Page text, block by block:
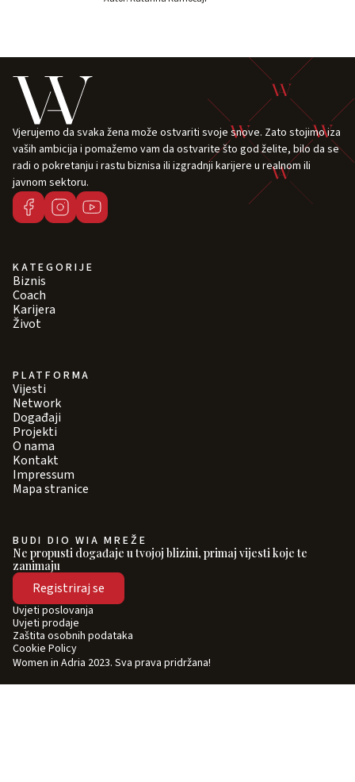
Vjerujemo da svaka žena može ostvariti svoje snove. Zato stojimo iza
vaših ambicija i pomažemo vam da ostvarite što god želite, bilo da se
radi o pokretanju i rastu biznisa ili izgradnji karijere u realnom ili
javnom sektoru.
KATEGORIJE
Biznis
Coach
Karijera
Život
PLATFORMA
Vijesti
Network
Događaji
Projekti
O nama
Kontakt
Impressum
Mapa stranice
BUDI DIO WIA MREŽE
Ne propusti događaje u tvojoj blizini, primaj vijesti koje te
zanimaju
Registriraj se
Women in Adria 2023. Sva prava pridržana!
Uvjeti poslovanja
Uvjeti prodaje
Zaštita osobnih podataka
Cookie Policy